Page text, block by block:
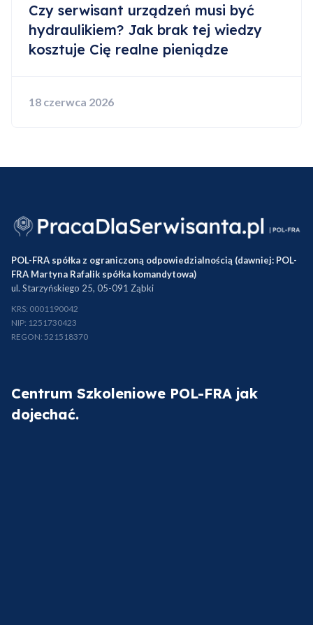
Czy serwisant urządzeń musi być
hydraulikiem? Jak brak tej wiedzy
kosztuje Cię realne pieniądze
18 czerwca 2026
POL-FRA spółka z ograniczoną odpowiedzialnością (dawniej: POL-
FRA Martyna Rafalik spółka komandytowa)
ul. Starzyńskiego 25, 05-091 Ząbki
KRS: 0001190042
NIP: 1251730423
REGON: 521518370
Centrum Szkoleniowe POL-FRA jak
dojechać.